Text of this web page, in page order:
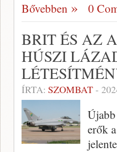
Bővebben 0
BRIT ÉS AZ
HÚSZI
ÍRTA: SZOMBAT-
erők